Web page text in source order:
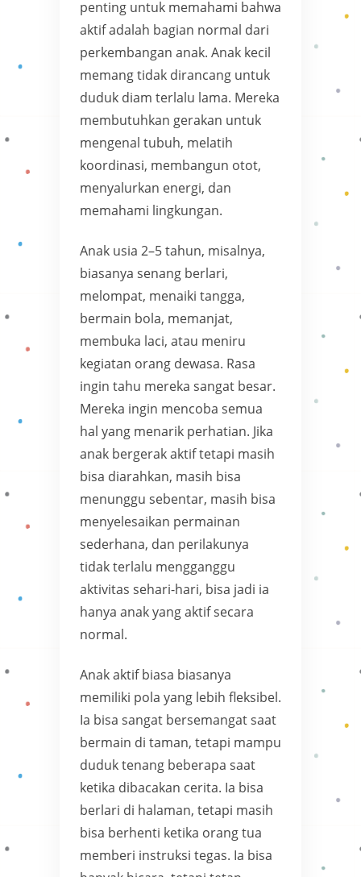
penting untuk memahami bahwa
aktif adalah bagian normal dari
perkembangan anak. Anak kecil
memang tidak dirancang untuk
duduk diam terlalu lama. Mereka
membutuhkan gerakan untuk
mengenal tubuh, melatih
koordinasi, membangun otot,
menyalurkan energi, dan
memahami lingkungan.
Anak usia 2–5 tahun, misalnya,
biasanya senang berlari,
melompat, menaiki tangga,
bermain bola, memanjat,
membuka laci, atau meniru
kegiatan orang dewasa. Rasa
ingin tahu mereka sangat besar.
Mereka ingin mencoba semua
hal yang menarik perhatian. Jika
anak bergerak aktif tetapi masih
bisa diarahkan, masih bisa
menunggu sebentar, masih bisa
menyelesaikan permainan
sederhana, dan perilakunya
tidak terlalu mengganggu
aktivitas sehari-hari, bisa jadi ia
hanya anak yang aktif secara
normal.
Anak aktif biasa biasanya
memiliki pola yang lebih fleksibel.
Ia bisa sangat bersemangat saat
bermain di taman, tetapi mampu
duduk tenang beberapa saat
ketika dibacakan cerita. Ia bisa
berlari di halaman, tetapi masih
bisa berhenti ketika orang tua
memberi instruksi tegas. Ia bisa